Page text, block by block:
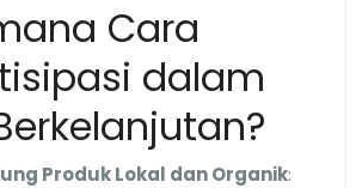
Cara
dalam
Produk Lokal dan Organik: